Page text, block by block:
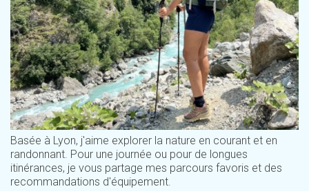
Basée à Lyon, j'aime explorer la nature en courant et en
randonnant. Pour une journée ou pour de longues
itinérances, je vous partage mes parcours favoris et des
recommandations d'équipement.